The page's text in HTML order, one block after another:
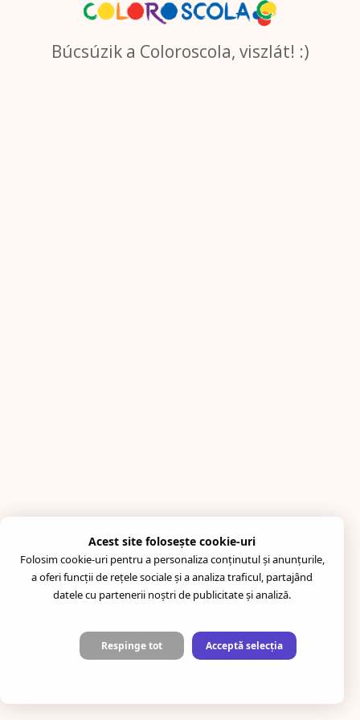
Búcsúzik a Coloroscola, viszlát! :)
Acest site folosește cookie-uri
Folosim cookie-uri pentru a personaliza conținutul și anunțurile,
a oferi funcții de rețele sociale și a analiza traficul, partajând
datele cu partenerii noștri de publicitate și analiză.
Respinge tot Acceptă selecția